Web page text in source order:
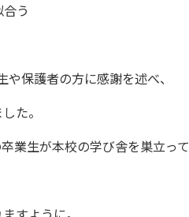
う
保護者の方に感謝を述べ、
た。
業生が本校の学び舎を巣立って